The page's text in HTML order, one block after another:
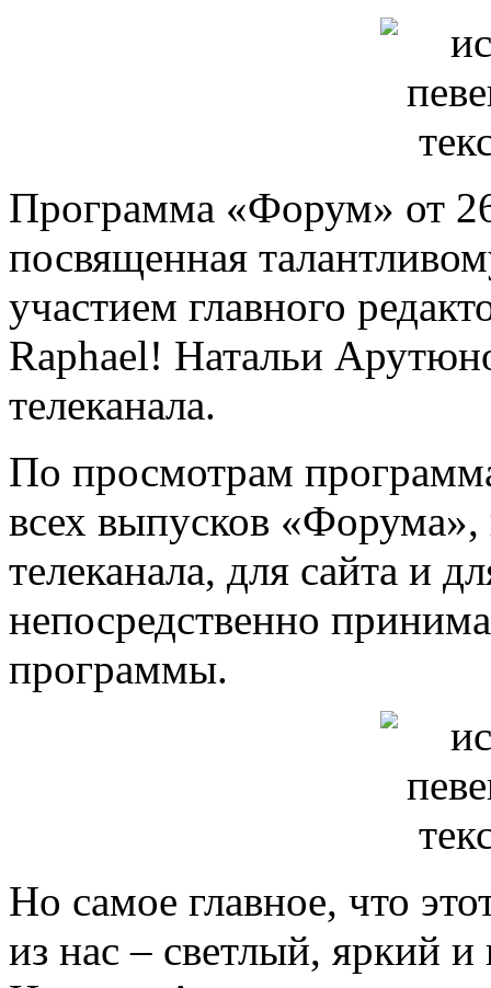
Программа «Форум» от
посвященная
участием главного
Raphael! Натальи
телеканала.
По просмотрам
всех выпусков «Форума»,
телеканала, для сайта и
непосредственно
программы.
Но самое главное, что
из нас – светлый, яркий